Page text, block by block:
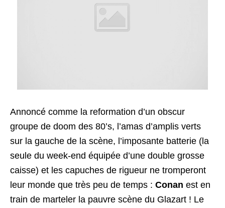
Annoncé comme la reformation d’un obscur
groupe de doom des 80’s, l’amas d’amplis verts
sur la gauche de la scène, l’imposante batterie (la
seule du week-end équipée d’une double grosse
caisse) et les capuches de rigueur ne tromperont
leur monde que très peu de temps : Conan est en
train de marteler la pauvre scène du Glazart ! Le